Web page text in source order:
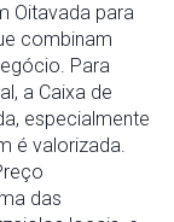
Oitavada para
combinam
Para
a Caixa de
especialmente
é valorizada.
das